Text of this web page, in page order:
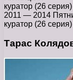
куратор (26 серия)
2011 — 2014
куратор (26 серия)
Тарас